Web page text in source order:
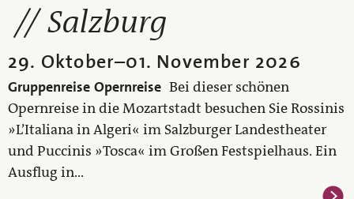
Salzburg
29. Oktober–01. November 2026
Gruppenreise Opernreise Bei dieser schönen
Opernreise in die Mozartstadt besuchen Sie Rossinis
»L’Italiana in Algeri« im Salzburger Landestheater
und Puccinis »Tosca« im Großen Festspielhaus. Ein
Ausflug in...